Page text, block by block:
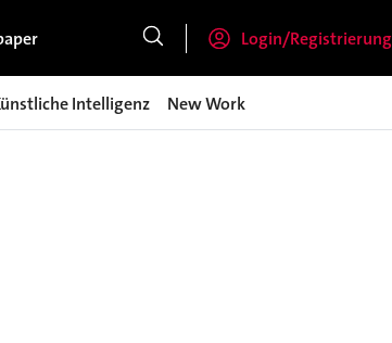
Login/Registrierung
Intelligenz New Work